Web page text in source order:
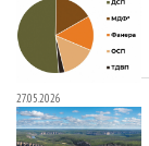
27.05.2026